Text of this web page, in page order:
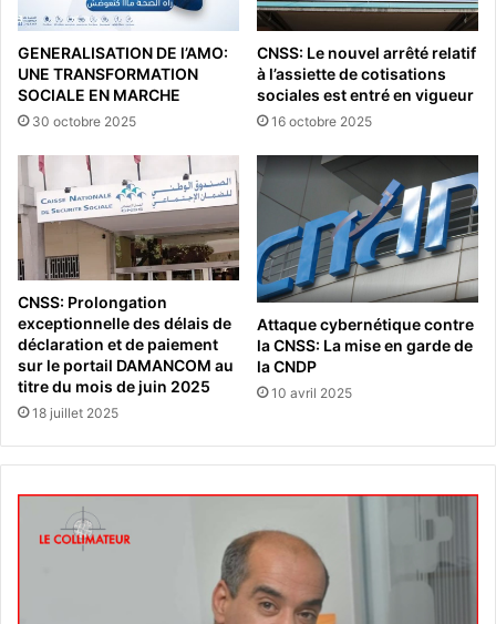
GENERALISATION DE l’AMO:
UNE TRANSFORMATION
SOCIALE EN MARCHE
30 octobre 2025
CNSS: Le nouvel arrêté relatif
à l’assiette de cotisations
sociales est entré en vigueur
16 octobre 2025
CNSS: Prolongation
exceptionnelle des délais de
déclaration et de paiement
sur le portail DAMANCOM au
titre du mois de juin 2025
18 juillet 2025
Attaque cybernétique contre
la CNSS: La mise en garde de
la CNDP
10 avril 2025